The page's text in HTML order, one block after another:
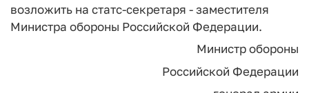
возложить на статс-секретаря - заместителя
Министра обороны Российской Федерации.
Министр обороны
Российской Федерации